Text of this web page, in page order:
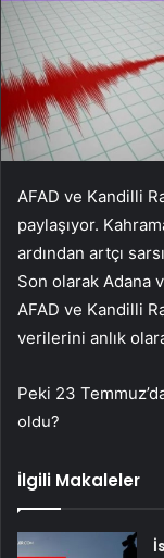
AFAD ve Kandilli
paylaşıyor.
ardından artçı
Son olarak Adana
AFAD ve Kandilli
verilerini anlık
Peki 23
oldu?
İlgili Makaleler